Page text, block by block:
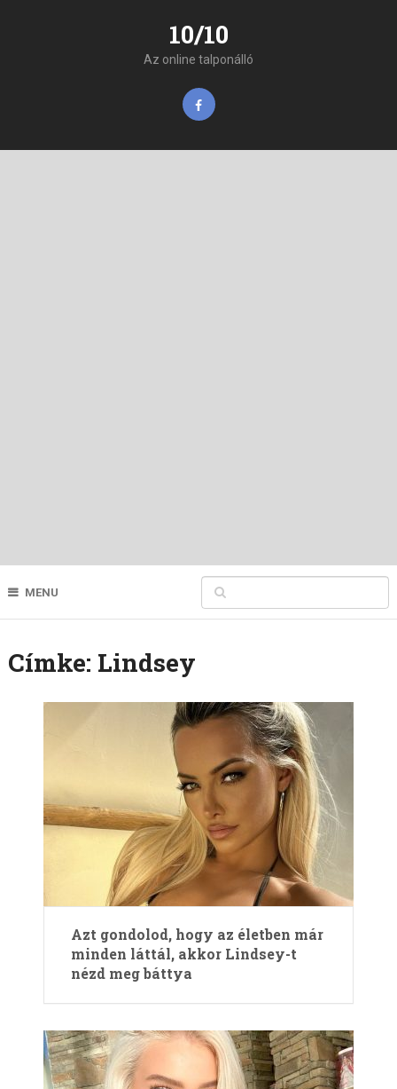
10/10
Az online talponálló
MENU
Címke: Lindsey
Azt gondolod, hogy az életben már
minden láttál, akkor Lindsey-t
nézd meg báttya